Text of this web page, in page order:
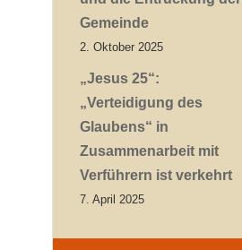
Gemeinde
2. Oktober 2025
„Jesus 25“:
„Verteidigung des
Glaubens“ in
Zusammenarbeit mit
Verführern ist verkehrt
7. April 2025